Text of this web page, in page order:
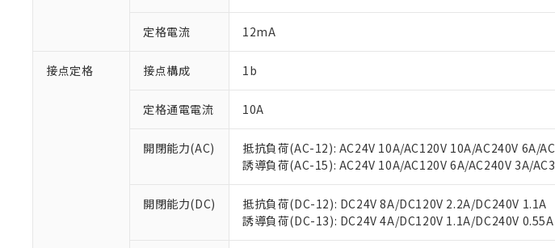
定格電流 12mA
接点定格 接点構成 1b
定格通電電流 10A
開閉能力(AC)
抵抗負荷(AC-12): AC24V 10A/AC120V 10A/AC240V 6A/
誘導負荷(AC-15): AC24V 10A/AC120V 6A/AC240V 3A/
開閉能力(DC)
抵抗負荷(DC-12): DC24V 8A/DC120V 2.2A/DC240V 1.1A
誘導負荷(DC-13): DC24V 4A/DC120V 1.1A/DC240V 0.55A
以下の条件をお読みいただき、同意のうえご利用くだ
くものです。
在庫状況および標準価格照会結果は、記載してい
正式な納期状況および標準価格はお客様のお取引
当社販売員にご相談ください。
オムロン制御機器販売店や当社販売拠点は「 販売
す。
マイパーツ機能（部品リスト作成サービス）をご
ている必要があります。
*EU RoHS指令（10物質）：
鉛(Pb) 1000ppm以下、 水銀(Hg) 1000ppm以下、 カドミウム(Cd)
ル（DBP） 1000ppm以下、フタル酸ジイソブチル (DIBP) 1000ppm
フタル酸エステル類の４物質については閾値を超える意図的な使用がな
※2 対応予定月
「○」：最大均質材料含有率が中国RoHSの基準値以下
「×」：最大均質材料含有率が中国RoHSの基準値を超
「－」：未確認です。当社販売部門へお問い合わせく
Cr(Ⅵ)(六価クロム) : 1000ppm、 PBBs(ポリ臭化ビフェニル類) :
DEHP(フタル酸ビス(2-エチルヘキシル)) : 1000ppm
※2 環境保護使用期限
「ｅ」：有害物質（10物質）のすべてが基準値以下であ
「10」：通常の使用状況下において有害物質が外部に
う）を輸出または国外への提供する場合は、日本
当社は規制貨物を破棄する場合は、完全に破砕す
当社は貴社製品を、核兵器、ミサイル、化学兵器
置等に一切使用いたしません。
当社は、貴社製品を第三者に販売する場合は、上
また当社は、販売先および販売に係わる関係者が
△ 一定数には満たないが在庫あり
－
在庫なし(最新の在庫状況については、お客
機器販売店・当社販売員にご確認ください)